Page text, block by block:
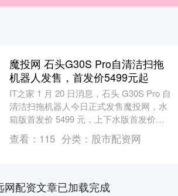
魔投网 石头G30S Pro自清洁扫拖
机器人发售，首发价5499元起
IT之家 1 月 20 日消息，石头 G30S Pro 自
清洁扫拖机器人今日正式发售魔投网，水
箱版首发价 5499 元，上下水版首发价
5999 元。 石头 G....
查看： 115 分类： 股市配资网
网配资文章已加载完成